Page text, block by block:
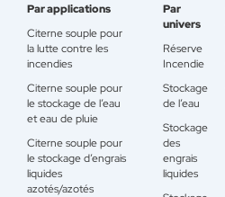
Par applications
Citerne souple pour
la lutte contre les
incendies
Citerne souple pour
le stockage de l’eau
et eau de pluie
Citerne souple pour
le stockage d’engrais
liquides
azotés/azotés
Par
univers
Réserve
Incendie
Stockage
de l’eau
Stockage
des
engrais
liquides